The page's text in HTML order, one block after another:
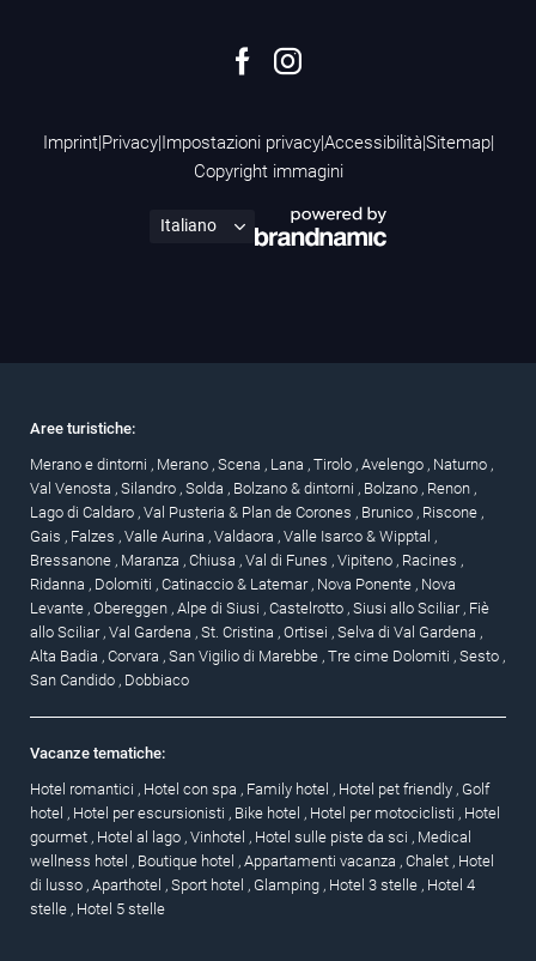
Imprint|Privacy|Impostazioni privacy|Accessibilità|Sitemap|
Copyright immagini
Aree turistiche:
Merano e dintorni , Merano , Scena , Lana , Tirolo , Avelengo , Naturno ,
Val Venosta , Silandro , Solda , Bolzano & dintorni , Bolzano , Renon ,
Lago di Caldaro , Val Pusteria & Plan de Corones , Brunico , Riscone ,
Gais , Falzes , Valle Aurina , Valdaora , Valle Isarco & Wipptal ,
Bressanone , Maranza , Chiusa , Val di Funes , Vipiteno , Racines ,
Ridanna , Dolomiti , Catinaccio & Latemar , Nova Ponente , Nova
Levante , Obereggen , Alpe di Siusi , Castelrotto , Siusi allo Sciliar , Fiè
allo Sciliar , Val Gardena , St. Cristina , Ortisei , Selva di Val Gardena ,
Alta Badia , Corvara , San Vigilio di Marebbe , Tre cime Dolomiti , Sesto ,
San Candido , Dobbiaco
Vacanze tematiche:
Hotel romantici , Hotel con spa , Family hotel , Hotel pet friendly , Golf
hotel , Hotel per escursionisti , Bike hotel , Hotel per motociclisti , Hotel
gourmet , Hotel al lago , Vinhotel , Hotel sulle piste da sci , Medical
wellness hotel , Boutique hotel , Appartamenti vacanza , Chalet , Hotel
di lusso , Aparthotel , Sport hotel , Glamping , Hotel 3 stelle , Hotel 4
stelle , Hotel 5 stelle